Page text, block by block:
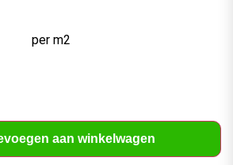
per m2
aan winkelwagen